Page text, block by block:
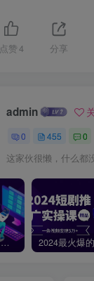
点赞 4 分享
admin
0 455 0
这家伙很懒，什么都
2024最火爆的项目短剧推广实操课，一条视频变现5万+【附软件工具】